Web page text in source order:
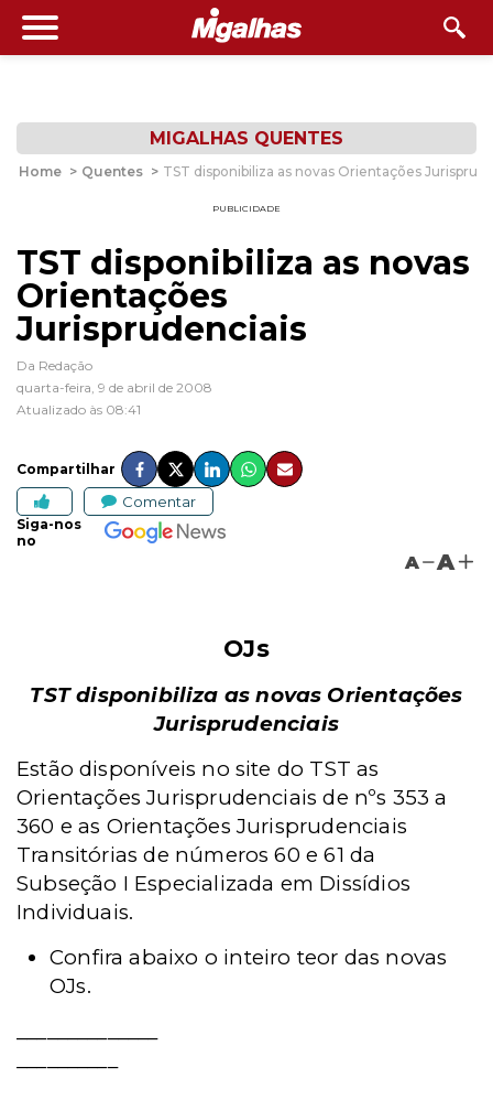
MIGALHAS QUENTES
Home > Quentes > TST disponibiliza as novas Orientações
PUBLICIDADE
TST disponibiliza as novas
Orientações
Jurisprudenciais
Da Redação
quarta-feira, 9 de abril de 2008
Atualizado às 08:41
Compartilhar
Comentar
Siga-nos
no
A A
OJs
TST disponibiliza as novas Orientações
Jurisprudenciais
Estão disponíveis no site do TST as
Orientações Jurisprudenciais de nºs 353 a
360 e as Orientações Jurisprudenciais
Transitórias de números 60 e 61 da
Subseção I Especializada em Dissídios
Individuais.
Confira abaixo o inteiro teor das novas
OJs.